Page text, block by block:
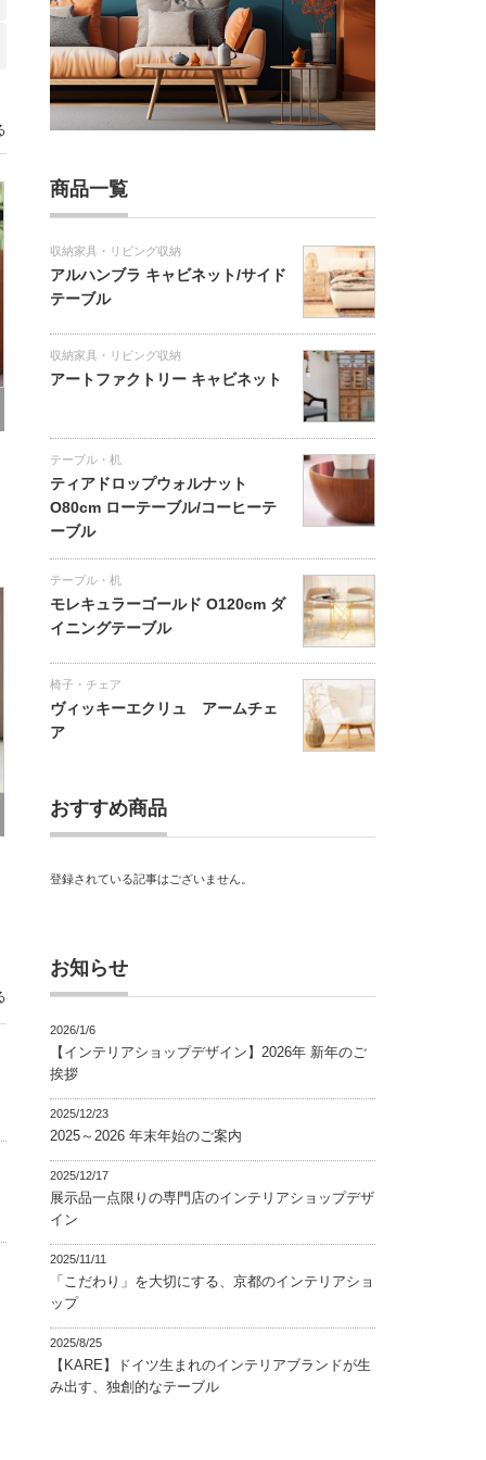
商品一覧
収納家具・リビング収納
アルハンブラ キャビネット/サイド
テーブル
収納家具・リビング収納
アートファクトリー キャビネット
テーブル・机
ティアドロップウォルナット
O80cm ローテーブル/コーヒーテ
ーブル
テーブル・机
モレキュラーゴールド O120cm ダ
イニングテーブル
椅子・チェア
ヴィッキーエクリュ アームチェ
ア
おすすめ商品
登録されている記事はございません。
お知らせ
2026/1/6
【インテリアショップデザイン】2026年 新年のご
挨拶
2025/12/23
2025～2026 年末年始のご案内
2025/12/17
展示品一点限りの専門店のインテリアショップデザ
イン
2025/11/11
「こだわり」を大切にする、京都のインテリアショ
ップ
2025/8/25
【KARE】ドイツ生まれのインテリアブランドが生
み出す、独創的なテーブル